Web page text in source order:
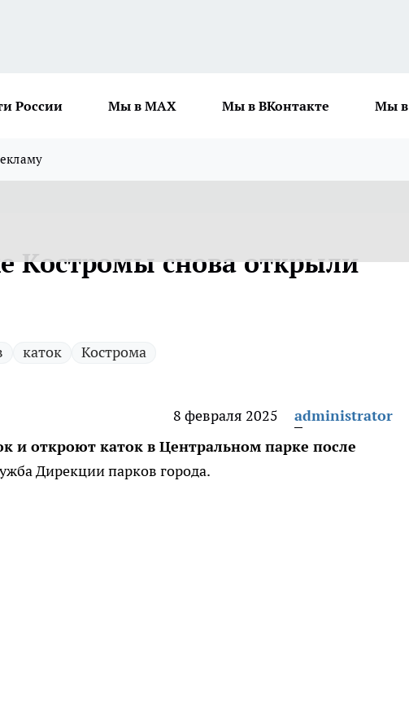
России Мы в MAX Мы в ВКонтакте Мы в
Костромы снова открыли
каток Кострома
8 февраля 2025
administrator
и откроют каток в Центральном парке после
Дирекции парков города.